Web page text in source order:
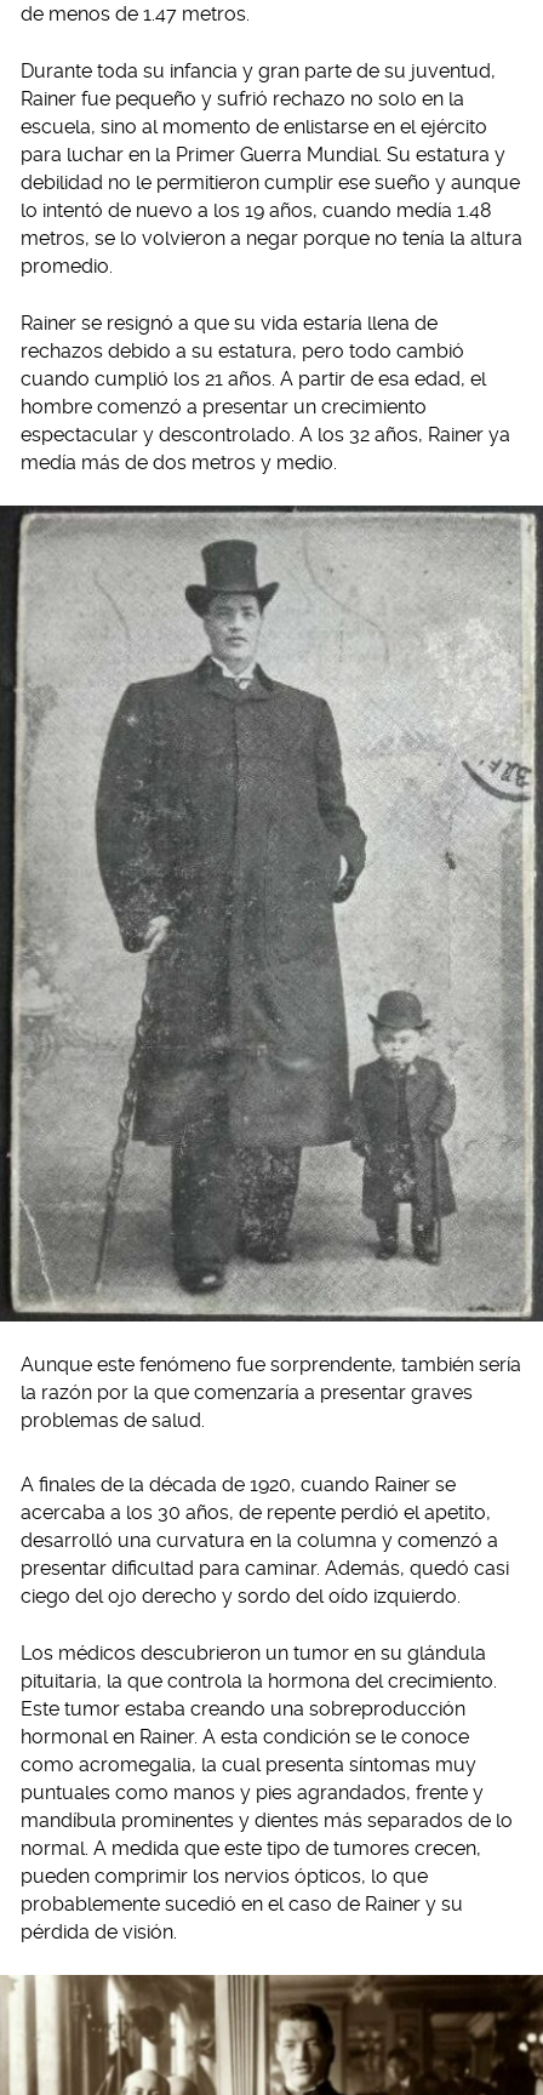
de menos de 1.47 metros.
Durante toda su infancia y gran parte de su juventud,
Rainer fue pequeño y sufrió rechazo no solo en la
escuela, sino al momento de enlistarse en el ejército
para luchar en la Primer Guerra Mundial. Su estatura y
debilidad no le permitieron cumplir ese sueño y aunque
lo intentó de nuevo a los 19 años, cuando medía 1.48
metros, se lo volvieron a negar porque no tenía la altura
promedio.
Rainer se resignó a que su vida estaría llena de
rechazos debido a su estatura, pero todo cambió
cuando cumplió los 21 años. A partir de esa edad, el
hombre comenzó a presentar un crecimiento
espectacular y descontrolado. A los 32 años, Rainer ya
medía más de dos metros y medio.
Aunque este fenómeno fue sorprendente, también sería
la razón por la que comenzaría a presentar graves
problemas de salud.
A finales de la década de 1920, cuando Rainer se
acercaba a los 30 años, de repente perdió el apetito,
desarrolló una curvatura en la columna y comenzó a
presentar dificultad para caminar. Además, quedó casi
ciego del ojo derecho y sordo del oído izquierdo.
Los médicos descubrieron un tumor en su glándula
pituitaria, la que controla la hormona del crecimiento.
Este tumor estaba creando una sobreproducción
hormonal en Rainer. A esta condición se le conoce
como acromegalia, la cual presenta síntomas muy
puntuales como manos y pies agrandados, frente y
mandíbula prominentes y dientes más separados de lo
normal. A medida que este tipo de tumores crecen,
pueden comprimir los nervios ópticos, lo que
probablemente sucedió en el caso de Rainer y su
pérdida de visión.